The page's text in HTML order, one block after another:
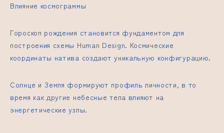
Влияние космограммы
Гороскоп рождения становится фундаментом для
построения схемы Human Design. Космические
координаты натива создают уникальную конфигурацию.
Солнце и Земля формируют профиль личности, в то
время как другие небесные тела влияют на
энергетические узлы.